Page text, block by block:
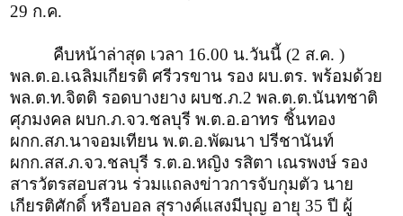
29 ก.ค.
คืบหน้าล่าสุด เวลา 16.00 น.วันนี้ (2 ส.ค. )
พล.ต.อ.เฉลิมเกียรติ ศรีวรขาน รอง ผบ.ตร. พร้อมด้วย
พล.ต.ท.จิตติ รอดบางยาง ผบช.ภ.2 พล.ต.ต.นันทชาติ
ศุภมงคล ผบก.ภ.จว.ชลบุรี พ.ต.อ.อาทร ชิ้นทอง
ผกก.สภ.นาจอมเทียน พ.ต.อ.พัฒนา ปรีชานันท์
ผกก.สส.ภ.จว.ชลบุรี ร.ต.อ.หญิง รสิตา เณรพงษ์ รอง
สารวัตรสอบสวน ร่วมแถลงข่าวการจับกุมตัว นาย
เกียรติศักดิ์ หรือบอล สุรางค์แสงมีบุญ อายุ 35 ปี ผู้